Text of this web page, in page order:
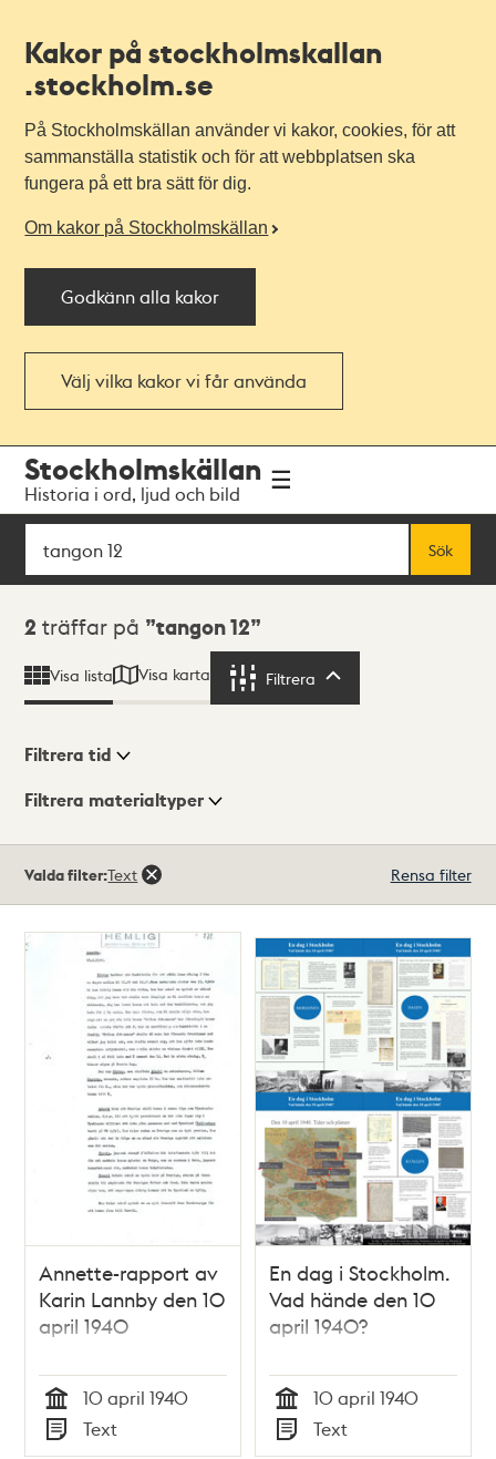
Kakor på stockholmskallan
.stockholm.se
På Stockholmskällan använder vi kakor, cookies, för att
sammanställa statistik och för att webbplatsen ska
fungera på ett bra sätt för dig.
Om kakor på Stockholmskällan
Godkänn alla kakor
Välj vilka kakor vi får använda
navigationen
huvudinnehållet
Stockholmskällan
Historia i ord, ljud och bild
Sök
Sök
Sökresultat
2 träffar på tangon 12
Visa lista Visa karta Filtrera
Visningsläge
Filtrera tid
Filtrera materialtyper
träffar
Valda filter:Text Rensa filter
Annette-rapport av
Karin Lannby den 10
april 1940
Tid
10 april 1940
Text
En dag i Stockholm.
Vad hände den 10
april 1940?
Tid
10 april 1940
Text